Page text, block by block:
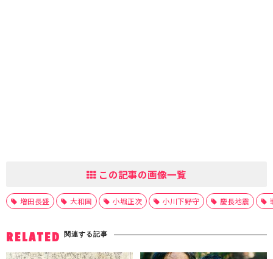
この記事の画像一覧
増田長盛 大和国 小堀正次 小川下野守 慶長地震
RELATED 関連する記事